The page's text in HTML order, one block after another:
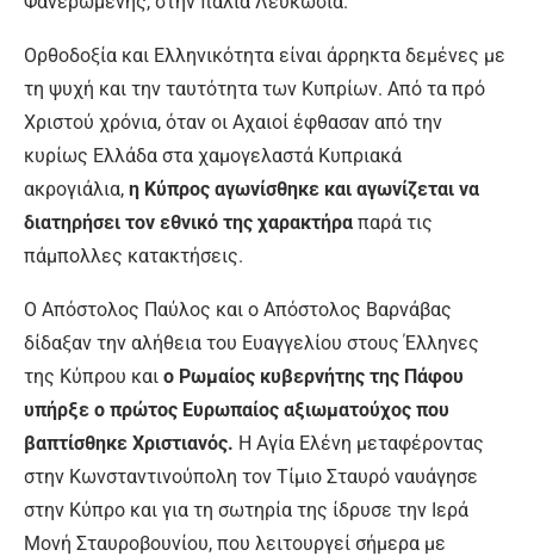
Ορθοδοξία και Ελληνικότητα είναι άρρηκτα δεμένες με
τη ψυχή και την ταυτότητα των Κυπρίων. Από τα πρό
Χριστού χρόνια, όταν οι Αχαιοί έφθασαν από την
κυρίως Ελλάδα στα χαμογελαστά Κυπριακά
ακρογιάλια, η Κύπρος αγωνίσθηκε και αγωνίζεται να
διατηρήσει τον εθνικό της χαρακτήρα παρά τις
πάμπολλες κατακτήσεις.
Ο Απόστολος Παύλος και ο Απόστολος Βαρνάβας
δίδαξαν την αλήθεια του Ευαγγελίου στους Έλληνες
της Κύπρου και ο Ρωμαίος κυβερνήτης της Πάφου
υπήρξε ο πρώτος Ευρωπαίος αξιωματούχος που
βαπτίσθηκε Χριστιανός. Η Αγία Ελένη μεταφέροντας
στην Κωνσταντινούπολη τον Τίμιο Σταυρό ναυάγησε
στην Κύπρο και για τη σωτηρία της ίδρυσε την Ιερά
Μονή Σταυροβουνίου, που λειτουργεί σήμερα με